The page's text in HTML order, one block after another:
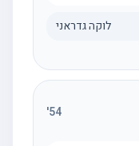
לוקה גדראני
54
'